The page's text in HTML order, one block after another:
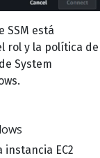
SSM está
rol y la política de
System
EC2